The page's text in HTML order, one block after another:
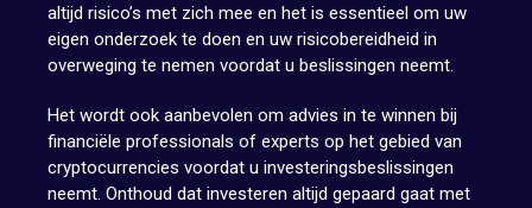
altijd risico’s met zich mee en het is essentieel om uw
eigen onderzoek te doen en uw risicobereidheid in
overweging te nemen voordat u beslissingen neemt.
Het wordt ook aanbevolen om advies in te winnen bij
financiële professionals of experts op het gebied van
cryptocurrencies voordat u investeringsbeslissingen
neemt. Onthoud dat investeren altijd gepaard gaat met